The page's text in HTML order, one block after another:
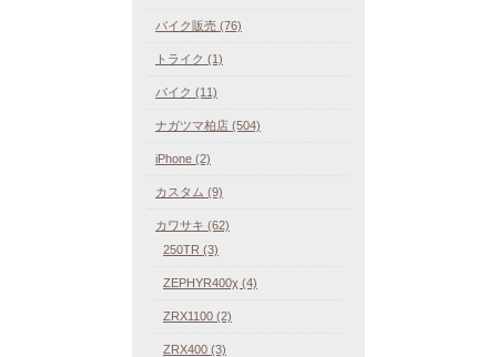
バイク販売 (76)
トライク (1)
バイク (11)
ナガツマ柏店 (504)
iPhone (2)
カスタム (9)
カワサキ (62)
250TR (3)
ZEPHYR400χ (4)
ZRX1100 (2)
ZRX400 (3)